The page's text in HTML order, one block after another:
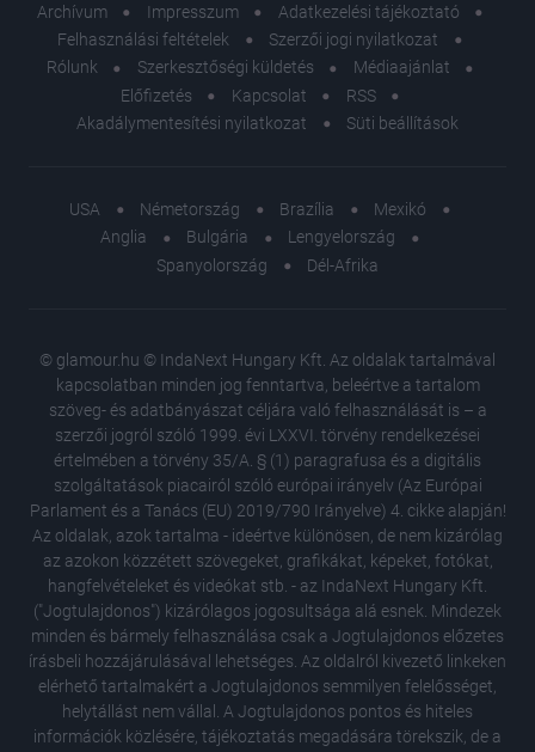
Archívum Impresszum
Adatkezelési tájékoztató
Felhasználási feltételek
Szerzői jogi nyilatkozat
Rólunk
Szerkesztőségi küldetés
Médiaajánlat
Előfizetés
Kapcsolat
RSS
Akadálymentesítési nyilatkozat
Süti beállítások
USA Németország Brazília
Mexikó
Anglia
Bulgária
Lengyelország
Spanyolország
Dél-Afrika
© glamour.hu © IndaNext Hungary Kft. Az oldalak tartalmával
kapcsolatban minden jog fenntartva, beleértve a tartalom
szöveg- és adatbányászat céljára való felhasználását is – a
szerzői jogról szóló 1999. évi LXXVI. törvény rendelkezései
értelmében a törvény 35/A. § (1) paragrafusa és a digitális
szolgáltatások piacairól szóló európai irányelv (Az Európai
Parlament és a Tanács (EU) 2019/790 Irányelve) 4. cikke alapján!
Az oldalak, azok tartalma - ideértve különösen, de nem kizárólag
az azokon közzétett szövegeket, grafikákat, képeket, fotókat,
hangfelvételeket és videókat stb. - az IndaNext Hungary Kft.
("Jogtulajdonos") kizárólagos jogosultsága alá esnek. Mindezek
minden és bármely felhasználása csak a Jogtulajdonos előzetes
írásbeli hozzájárulásával lehetséges. Az oldalról kivezető linkeken
elérhető tartalmakért a Jogtulajdonos semmilyen felelősséget,
helytállást nem vállal. A Jogtulajdonos pontos és hiteles
információk közlésére, tájékoztatás megadására törekszik, de a